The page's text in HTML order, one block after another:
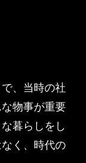
、当時の社
物事が重要
暮らしをし
く、時代の